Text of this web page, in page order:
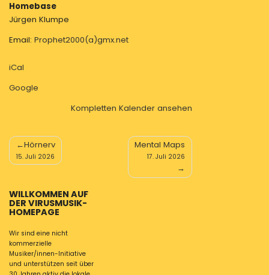
Homebase
Jürgen Klumpe
Email: Prophet2000(a)gmx.net
iCal
Google
Kompletten Kalender ansehen
Beitragsnavigation
Hörnerv
15. Juli 2026
Mental Maps
17. Juli 2026
WILLKOMMEN AUF
DER VIRUSMUSIK-
HOMEPAGE
Wir sind eine nicht
kommerzielle
Musiker/innen-Initiative
und unterstützen seit über